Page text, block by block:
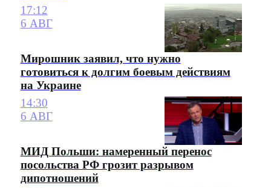
17:12
6 АВГ
Мирошник заявил, что нужно
готовиться к долгим боевым действиям
на Украине
14:30
6 АВГ
МИД Польши: намеренный перенос
посольства РФ грозит разрывом
дипотношений